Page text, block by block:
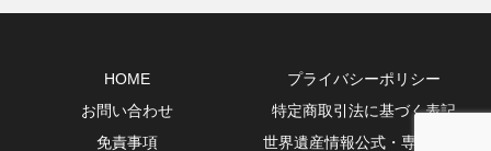
HOME
プライバシーポリシー
お問い合わせ
特定商取引法に基づく表記
免責事項
世界遺産情報公式・専門10選